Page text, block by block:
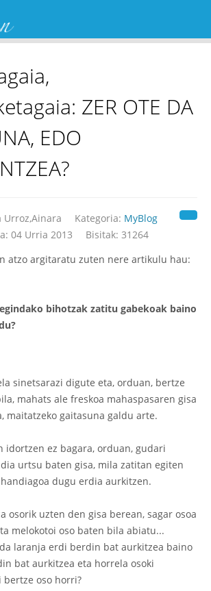
ZER OTE DA
EDO
Urroz,Ainara Kategoria: MyBlog
04 Urria 2013
Bisitak: 31264
atzo argitaratu zuten nere artikulu hau:
bihotzak zatitu gabekoak baino
sinetsarazi digute eta, orduan, bertze
mahats ale freskoa mahaspasaren gisa
maitatzeko gaitasuna galdu arte.
idortzen ez bagara, orduan, gudari
urtsu baten gisa, mila zatitan egiten
dugu erdia aurkitzen.
osorik uzten den gisa berean, sagar osoa
melokotoi oso baten bila abiatu...
laranja erdi berdin bat aurkitzea baino
bat aurkitzea eta horrela osoki
bertze oso horri?